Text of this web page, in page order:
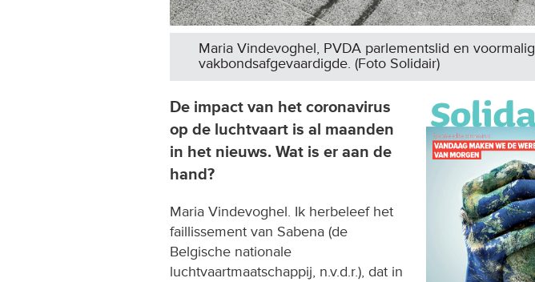
Maria Vindevoghel, PVDA parlementslid en voormalig
vakbondsafgevaardigde. (Foto Solidair)
De impact van het coronavirus
op de luchtvaart is al maanden
in het nieuws. Wat is er aan de
hand?
Maria Vindevoghel. Ik herbeleef het
faillissement van Sabena (de
Belgische nationale
luchtvaartmaatschappij, n.v.d.r.), dat in